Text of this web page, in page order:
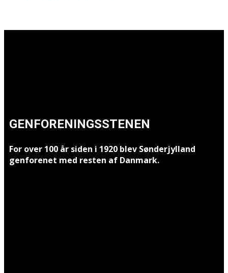
GENFORENINGSSTENEN
For over 100 år siden i 1920 blev Sønderjylland
genforenet med resten af Danmark.